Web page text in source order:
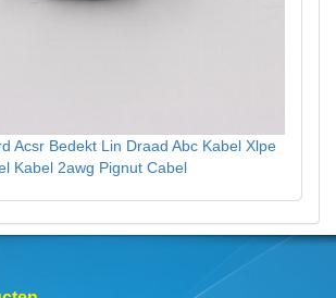
Acsr Bedekt Lin Draad Abc Kabel Xlpe
Kabel 2awg Pignut Cabel